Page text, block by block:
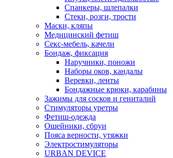
Спанкеры, шлепалки
Стеки, розги, трости
Маски, кляпы
Медицинский фетиш
Секс-мебель, качели
Бондаж, фиксация
Наручники, поножи
Наборы оков, кандалы
Веревки, ленты
Бондажные крюки, карабины
Зажимы для сосков и гениталий
Стимуляторы уретры
Фетиш-одежда
Ошейники, сбруи
Пояса верности, утяжки
Электростимуляторы
URBAN DEVICE